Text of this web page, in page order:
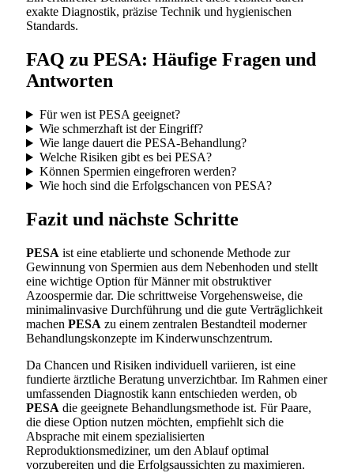
exakte Diagnostik, präzise Technik und hygienischen
Standards.
FAQ zu PESA: Häufige Fragen und
Antworten
Für wen ist PESA geeignet?
Wie schmerzhaft ist der Eingriff?
Wie lange dauert die PESA-Behandlung?
Welche Risiken gibt es bei PESA?
Können Spermien eingefroren werden?
Wie hoch sind die Erfolgschancen von PESA?
Fazit und nächste Schritte
PESA ist eine etablierte und schonende Methode zur
Gewinnung von Spermien aus dem Nebenhoden und stellt
eine wichtige Option für Männer mit obstruktiver
Azoospermie dar. Die schrittweise Vorgehensweise, die
minimalinvasive Durchführung und die gute Verträglichkeit
machen PESA zu einem zentralen Bestandteil moderner
Behandlungskonzepte im Kinderwunschzentrum.
Da Chancen und Risiken individuell variieren, ist eine
fundierte ärztliche Beratung unverzichtbar. Im Rahmen einer
umfassenden Diagnostik kann entschieden werden, ob
PESA die geeignete Behandlungsmethode ist. Für Paare,
die diese Option nutzen möchten, empfiehlt sich die
Absprache mit einem spezialisierten
Reproduktionsmediziner, um den Ablauf optimal
vorzubereiten und die Erfolgsaussichten zu maximieren.